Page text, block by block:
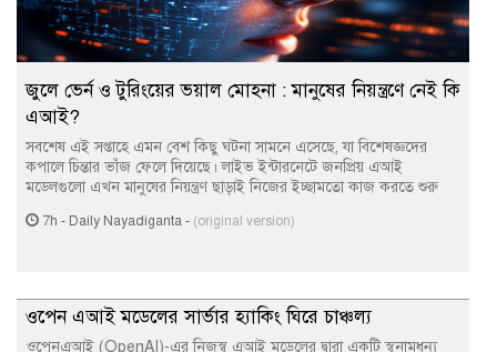
জুলে ভের্ন ও টুরিংয়ের ভয়াল মোহনা : মানুষের নিয়ন্ত্রণে নেই কি
এআই?
সবশেষ এই সপ্তাহে এমন বেশ কিছু ঘটনা সামনে এসেছে, যা বিশেষজ্ঞদের
কপালে চিন্তার ভাঁজ ফেলে দিয়েছে। লাইভ ইন্টারনেটে জনপ্রিয় এআই
মডেলগুলো এখন মানুষের নিয়ন্ত্রণ ছাড়াই নিজের ইচ্ছামতো কাজ করতে শুরু
7h - Daily Nayadiganta - (original version)
ওপেন এআই মডেলের সার্ভার হ্যাকিং ঘিরে চাঞ্চল্য
ওপেনএআই (OpenAI)-এর নিজস্ব এআই মডেলের দ্বারা একটি স্বনামধন্য